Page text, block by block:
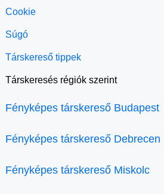
Cookie
Súgó
Társkereső tippek
Társkeresés régiók szerint
Fényképes társkereső Budapest
Fényképes társkereső Debrecen
Fényképes társkereső Miskolc